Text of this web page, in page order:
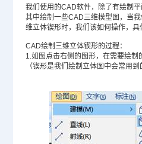
我们使用的CAD软件，除了有绘制
其中绘制一些CAD三维模型图，当
维立体锲形时，我们该如何操作，具
CAD绘制三维立体锲形的过程：
1.如图点击右侧的图形，在需要绘制
（锲形是我们绘制立体图中会常用到